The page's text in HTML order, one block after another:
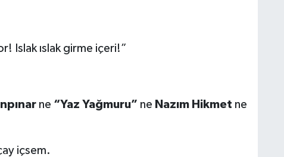
Islak ıslak girme içeri!”
ne “Yaz Yağmuru” ne Nazım Hikmet ne
içsem.